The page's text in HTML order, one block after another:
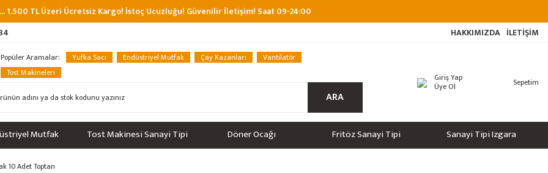
1.500 TL Üzeri Ücretsiz Kargo! İstoç Ucuzluğu! Güvenilir İletişim! Saat 09-24:00
HAKKIMIZDA İLETİŞİM
Popüler Aramalar: Yufka Sacı Endüstriyel Mutfak Çay Kazanları
Vantilatör
Tost Makineleri
ARA
Giriş Yap
Üye Ol Sepetim
Mutfak Tost Makinesi Sanayi Tipi Döner Ocağı Fritöz Sanayi Tipi Sanayi Tipi Izgara
10 Adet Toptan